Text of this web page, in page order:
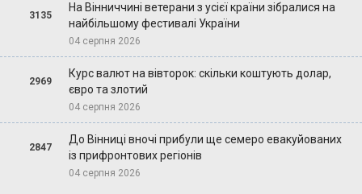
3135
На Вінниччині ветерани з усієї країни зібралися на
найбільшому фестивалі України
04 серпня 2026
2969
Курс валют на вівторок: скільки коштують долар,
євро та злотий
04 серпня 2026
2847
До Вінниці вночі прибули ще семеро евакуйованих
із прифронтових регіонів
04 серпня 2026